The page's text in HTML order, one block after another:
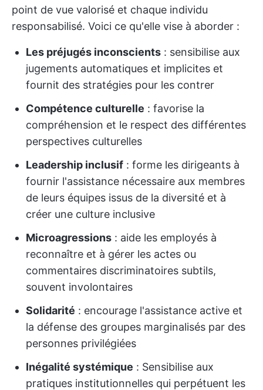
point de vue valorisé et chaque individu
responsabilisé. Voici ce qu'elle vise à aborder :
Les préjugés inconscients : sensibilise aux
jugements automatiques et implicites et
fournit des stratégies pour les contrer
Compétence culturelle : favorise la
compréhension et le respect des différentes
perspectives culturelles
Leadership inclusif : forme les dirigeants à
fournir l'assistance nécessaire aux membres
de leurs équipes issus de la diversité et à
créer une culture inclusive
Microagressions : aide les employés à
reconnaître et à gérer les actes ou
commentaires discriminatoires subtils,
souvent involontaires
Solidarité : encourage l'assistance active et
la défense des groupes marginalisés par des
personnes privilégiées
Inégalité systémique : Sensibilise aux
pratiques institutionnelles qui perpétuent les